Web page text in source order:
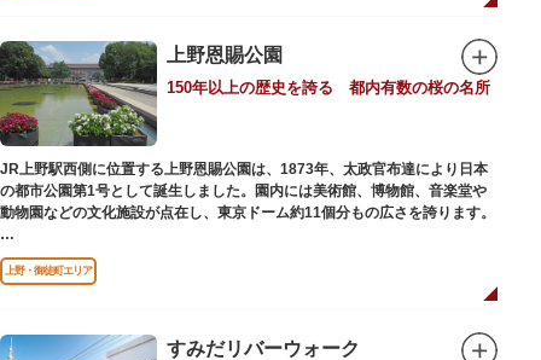
一方「西園」は、蓮の名所としても知られる風光明媚な「不忍池」のほとり
に位置する区域。キリンやサイなどの人気動物をはじめ、アイアイや“動か
ない鳥”として話題のハシビロコウなどユニークな種も見られます。
子ども動物園「すてっぷ」では、小動物を間近で観察することを通じて、命
の大切さや生きものの魅力が学べる体験プログラムが実施されています。
歩き疲れたり、お腹が空いてきたら、園内にいくつかあるフードショップで
休憩しましょう。それぞれのお店で、動物たちをモチーフにした可愛いフー
も必見です。
上野恩賜公園
150年以上の歴史を誇る 都内有数の桜の名所
JR上野駅西側に位置する上野恩賜公園は、1873年、太政官布達により日本
の都市公園第1号として誕生しました。園内には美術館、博物館、音楽堂や
動物園などの文化施設が点在し、東京ドーム約11個分もの広さを誇ります。
ソメイヨシノやヤマザクラなど約1,200本の桜が植えられた園内は、桜の名
所としても有名。シーズンにはライトアップされた夜桜が一層風情を添え、
例年延べ330万人近い人出となります。不忍池（しのばずのいけ）は江戸時
ので、バードウォッチングを楽しむ人の姿も見られるスポットです。
上野・御徒町エリア
すみだリバーウォーク